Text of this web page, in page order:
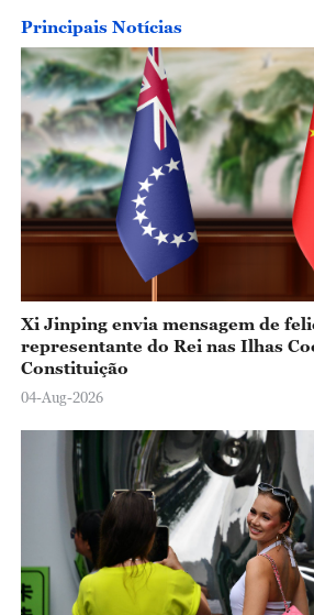
Principais Notícias
Xi Jinping envia mensagem de
representante do Rei nas Ilhas
Constituição
04-Aug-2026